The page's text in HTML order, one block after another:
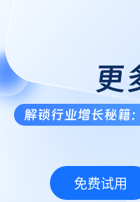
更
解锁行业增长秘籍
免费试用